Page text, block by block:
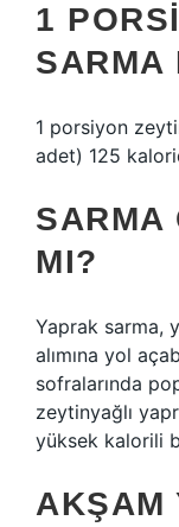
1
SARMA
1 porsiyon
adet) 125
SARMA
MI?
Yaprak sarma,
alımına yol
sofralarında
zeytinyağlı
yüksek kalorili
AKŞAM